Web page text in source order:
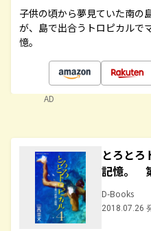
子供の頃から夢見ていた南の
が、島で出合うトロピカルで
憶。
AD
とろと
記憶。
D-Books
2018.07.26